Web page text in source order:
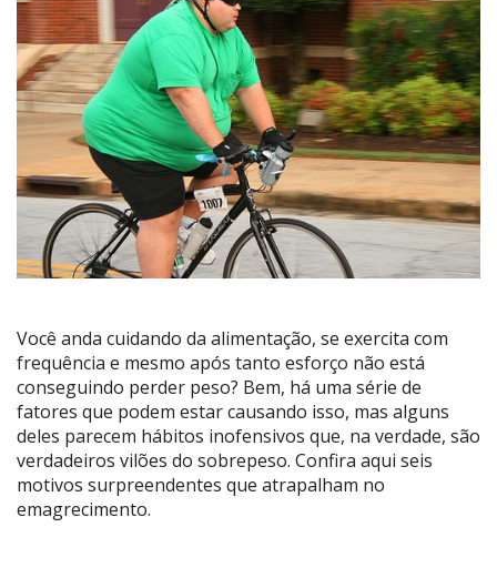
Você anda cuidando da alimentação, se exercita com
frequência e mesmo após tanto esforço não está
conseguindo perder peso? Bem, há uma série de
fatores que podem estar causando isso, mas alguns
deles parecem hábitos inofensivos que, na verdade, são
verdadeiros vilões do sobrepeso. Confira aqui seis
motivos surpreendentes que atrapalham no
emagrecimento.